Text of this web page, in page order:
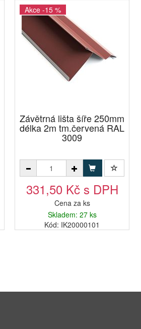
Akce -15 %
Závětrná lišta šíře 250mm
délka 2m tm.červená RAL
3009
331,50 Kč s DPH
Cena za ks
Skladem: 27 ks
Kód: IK20000101